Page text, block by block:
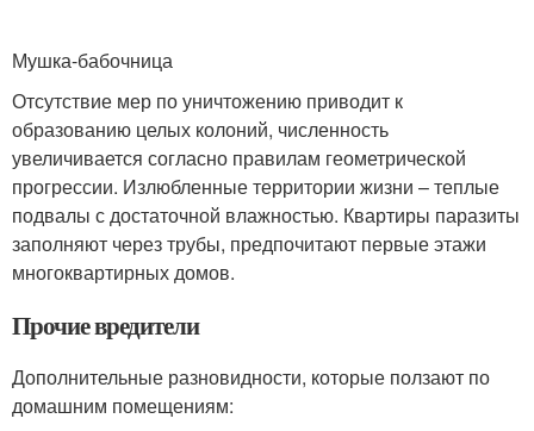
Мушка-бабочница
Отсутствие мер по уничтожению приводит к
образованию целых колоний, численность
увеличивается согласно правилам геометрической
прогрессии. Излюбленные территории жизни – теплые
подвалы с достаточной влажностью. Квартиры паразиты
заполняют через трубы, предпочитают первые этажи
многоквартирных домов.
Прочие вредители
Дополнительные разновидности, которые ползают по
домашним помещениям: